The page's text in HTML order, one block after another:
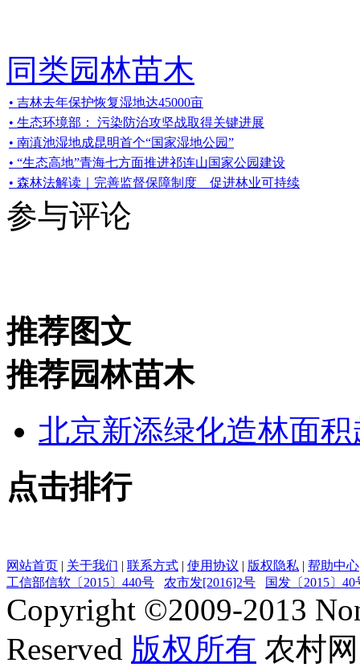
同类园林苗木
• 吉林去年保护恢复湿地达45000亩
• 生态环境部： 污染防治攻坚战取得关键进展
• 南滇池湿地成昆明首个“国家湿地公园”
• “生态高地”青海七方面推进祁连山国家公园建设
• 森林法解读｜完善监督保障制度 促进林业可持续
参与评论
推荐图文
推荐园林苗木
北京新添绿化造林面积
点击排行
网站首页 | 关于我们 | 联系方式 | 使用协议 | 版权隐私 | 帮助中心
工信部信软〔2015〕440号
农市发[2016]2号 国发〔2015〕40
Copyright ©2009-2013
Reserved 版权所有 农村网